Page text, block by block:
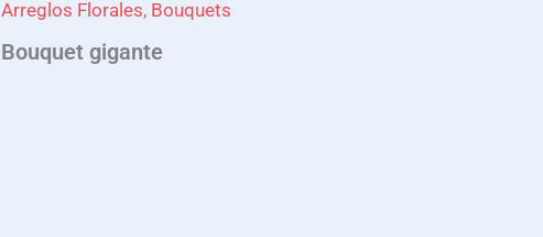
Arreglos Florales, Bouquets
Bouquet gigante